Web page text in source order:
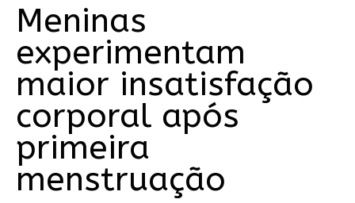
Meninas
experimentam
maior insatisfação
corporal após
primeira
menstruação